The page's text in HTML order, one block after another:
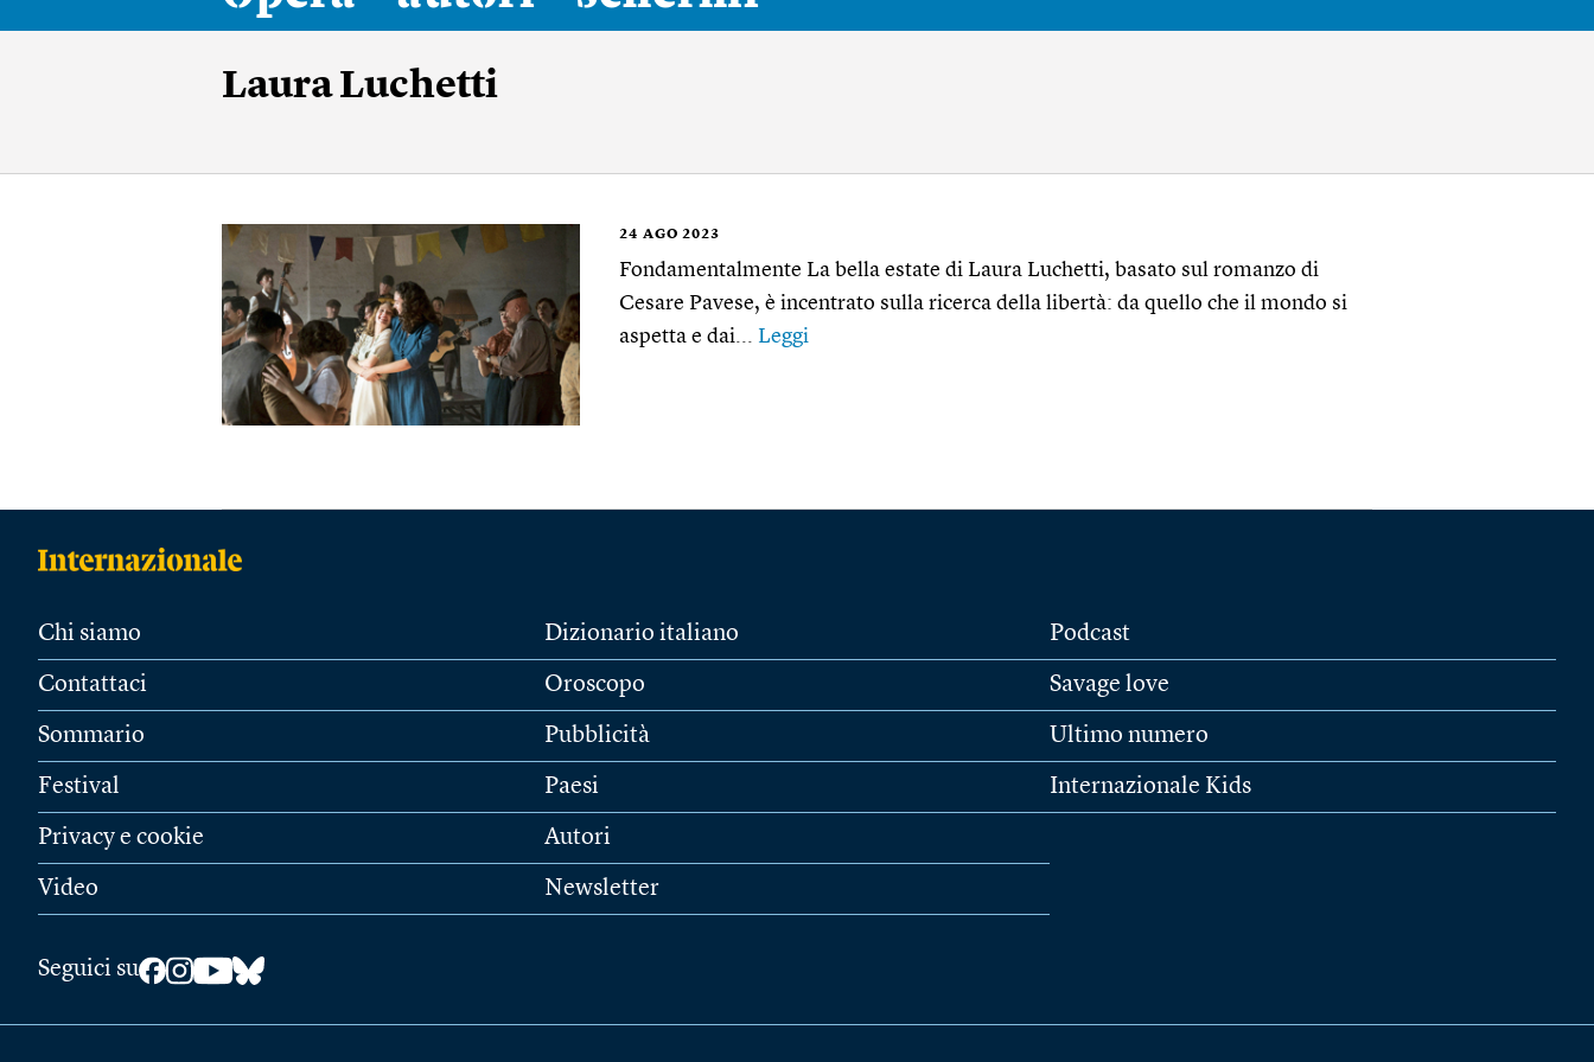
Laura Luchetti
24 AGO 2023
Fondamentalmente La bella estate di Laura Luchetti, basato sul romanzo di
Cesare Pavese, è incentrato sulla ricerca della libertà: da quello che il mondo si
aspetta e dai... Leggi
Chi siamo
Contattaci
Sommario
Festival
Privacy e cookie
Video
Dizionario italiano
Oroscopo
Pubblicità
Paesi
Autori
Newsletter
Podcast
Savage love
Ultimo numero
Internazionale Kids
Seguici su